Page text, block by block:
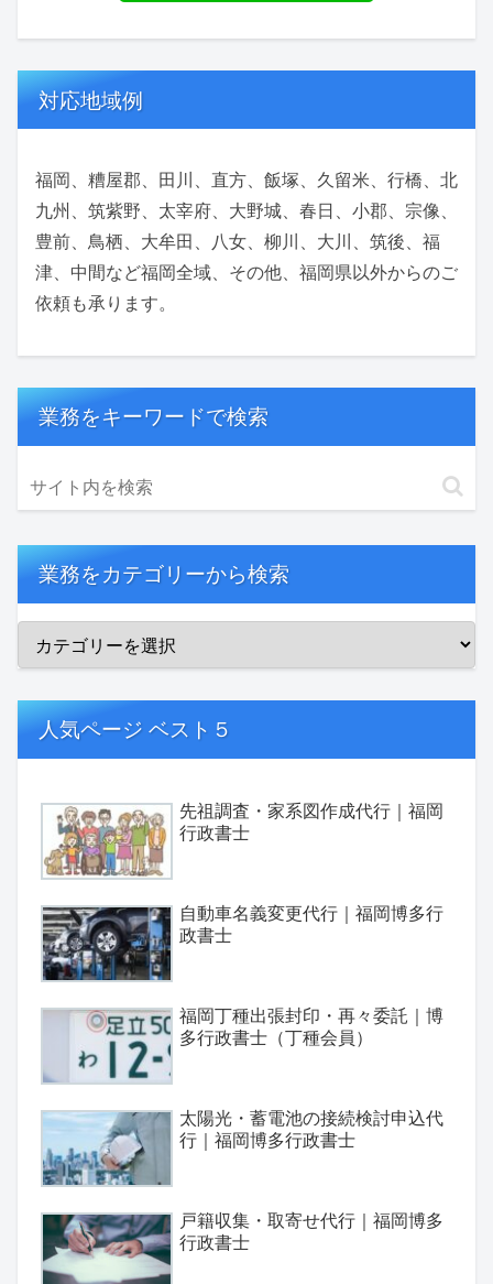
対応地域例
福岡、糟屋郡、田川、直方、飯塚、久留米、行橋、北
九州、筑紫野、太宰府、大野城、春日、小郡、宗像、
豊前、鳥栖、大牟田、八女、柳川、大川、筑後、福
津、中間など福岡全域、その他、福岡県以外からのご
依頼も承ります。
業務をキーワードで検索
業務をカテゴリーから検索
人気ページ ベスト５
先祖調査・家系図作成代行｜福岡
行政書士
自動車名義変更代行｜福岡博多行
政書士
福岡丁種出張封印・再々委託｜博
多行政書士（丁種会員）
太陽光・蓄電池の接続検討申込代
行｜福岡博多行政書士
戸籍収集・取寄せ代行｜福岡博多
行政書士